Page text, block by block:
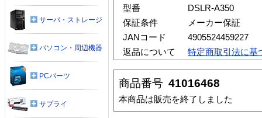
型番
DSLR-A350
保証条件
メーカー保証
JANコード
4905524459227
返品について
特定商取引法に基
商品番号 41016468
本商品は販売を終了しました
サーバ・ストレージ
パソコン・周辺機器
PCパーツ
サプライ